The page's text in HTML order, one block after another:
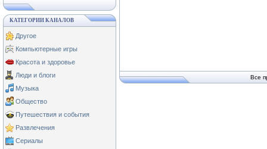
КАТЕГОРИИ КАНАЛОВ
Другое
Компьютерные игры
Красота и здоровье
Люди и блоги
Музыка
Общество
Путешествия и события
Развлечения
Сериалы
Все